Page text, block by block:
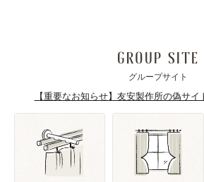
GROUP SITE
グループサイト
【重要なお知らせ】友安製作所の偽サ